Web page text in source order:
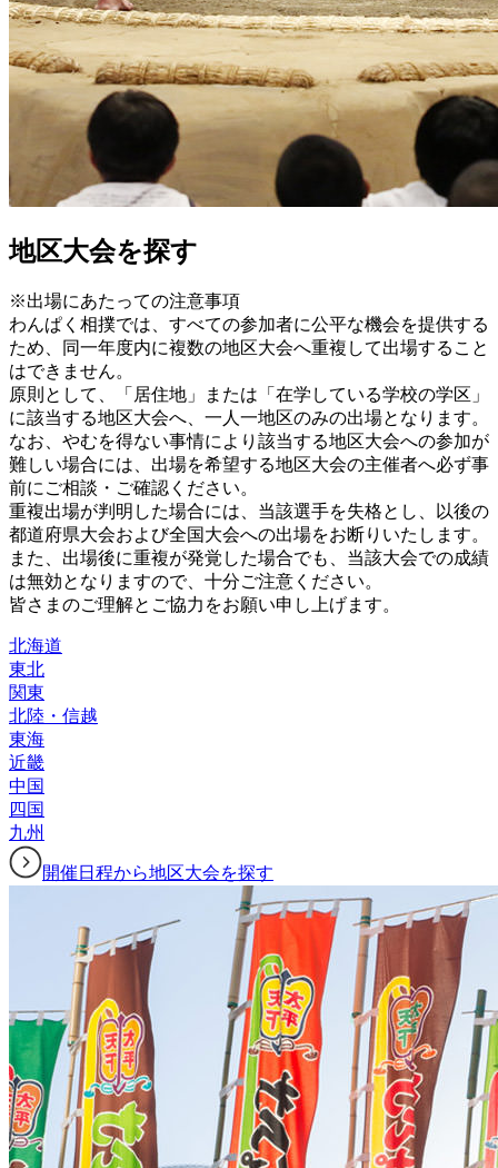
地区大会を探す
※出場にあたっての注意事項
わんぱく相撲では、すべての参加者に公平な機会を提供する
ため、同一年度内に複数の地区大会へ重複して出場すること
はできません。
原則として、「居住地」または「在学している学校の学区」
に該当する地区大会へ、一人一地区のみの出場となります。
なお、やむを得ない事情により該当する地区大会への参加が
難しい場合には、出場を希望する地区大会の主催者へ必ず事
前にご相談・ご確認ください。
重複出場が判明した場合には、当該選手を失格とし、以後の
都道府県大会および全国大会への出場をお断りいたします。
また、出場後に重複が発覚した場合でも、当該大会での成績
は無効となりますので、十分ご注意ください。
皆さまのご理解とご協力をお願い申し上げます。
北海道
東北
関東
北陸・信越
東海
近畿
中国
四国
九州
開催日程から地区大会を探す